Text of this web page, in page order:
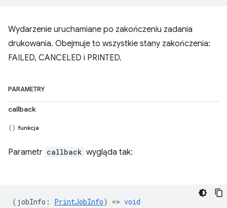
Wydarzenie uruchamiane po zakończeniu zadania
drukowania. Obejmuje to wszystkie stany zakończenia:
FAILED, CANCELED i PRINTED.
PARAMETRY
callback
funkcja
Parametr callback wygląda tak:
( jobInfo : PrintJobInfo) => void